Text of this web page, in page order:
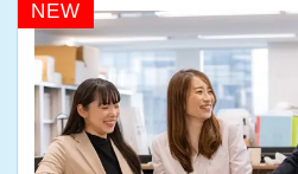
・電話、メール対応
・その他付随する業務
これまでの会計事務所や
活躍いただけます。
NEW